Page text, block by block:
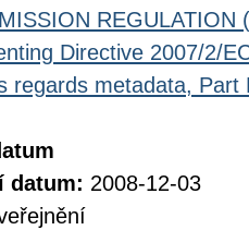
REGULATION
Directive 2007/2/
regards metadata,
datum: 2008-12-03